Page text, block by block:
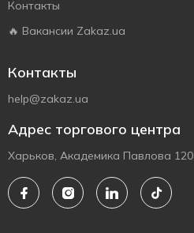
Контакты
🔥 Вакансии Zakaz.ua
Контакты
help@zakaz.ua
Адрес торгового центра
Харьков, Академика Павлова 120